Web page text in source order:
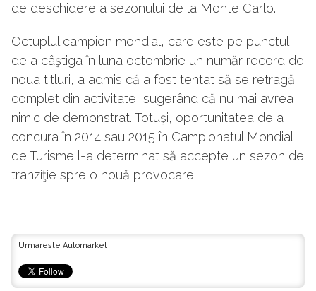
de deschidere a sezonului de la Monte Carlo.
Octuplul campion mondial, care este pe punctul
de a câştiga în luna octombrie un număr record de
noua titluri, a admis că a fost tentat să se retragă
complet din activitate, sugerând că nu mai avrea
nimic de demonstrat. Totuşi, oportunitatea de a
concura în 2014 sau 2015 în Campionatul Mondial
de Turisme l-a determinat să accepte un sezon de
tranziţie spre o nouă provocare.
Urmareste Automarket